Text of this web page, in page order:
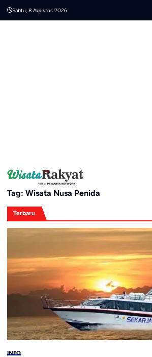
Sabtu, 8 Agustus 2026
Tag: Wisata Nusa Penida
Terbaru
INFO